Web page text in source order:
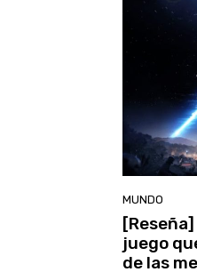
MUNDO
juego
de las